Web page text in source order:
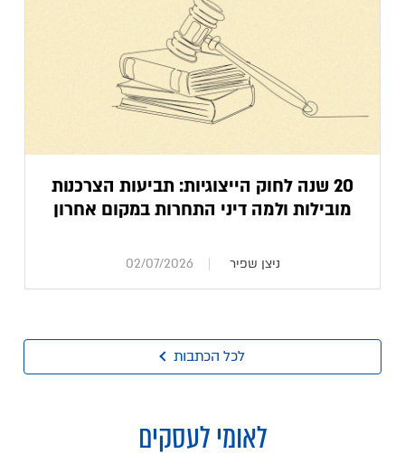
20 שנה לחוק הייצוגיות: תביעות הצרכנות
מובילות ולמה דיני התחרות במקום אחרון
ניצן שפיר 02/07/2026
לכל הכתבות
לאומי לעסקים